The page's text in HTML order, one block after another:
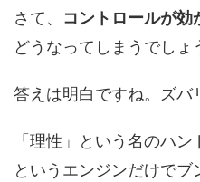
さて、 コントロールが効
どうなってしまうでしょ
答えは明白ですね。ズバ
「理性」という名のハ
というエンジンだけでブ